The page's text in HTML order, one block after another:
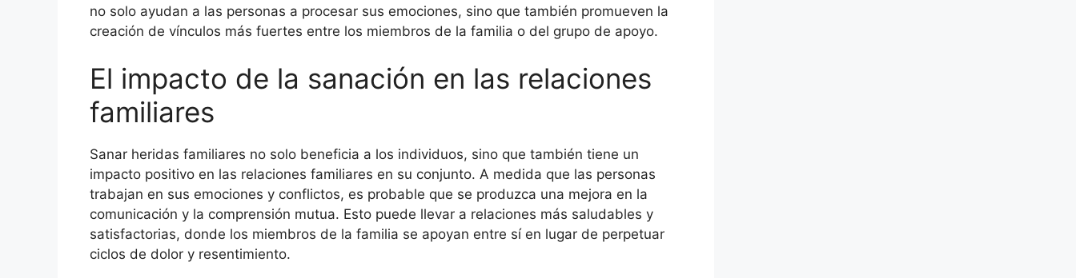
no solo ayudan a las personas a procesar sus emociones, sino que también promueven la
creación de vínculos más fuertes entre los miembros de la familia o del grupo de apoyo.
El impacto de la sanación en las relaciones
familiares
Sanar heridas familiares no solo beneficia a los individuos, sino que también tiene un
impacto positivo en las relaciones familiares en su conjunto. A medida que las personas
trabajan en sus emociones y conflictos, es probable que se produzca una mejora en la
comunicación y la comprensión mutua. Esto puede llevar a relaciones más saludables y
satisfactorias, donde los miembros de la familia se apoyan entre sí en lugar de perpetuar
ciclos de dolor y resentimiento.